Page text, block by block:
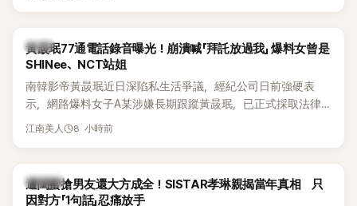
韓星
黃晸珉77通電話錄音曝光！崩潰喊「拜託放過我」 爆料女曾是
SHINee、NCT站姐
南韓影帝黃晸珉近日深陷私生活爭議，經紀公司日前強硬表
示，網路爆料女子A某涉嫌長期跟蹤黃晸珉，已正式採取法律
行動。不過，A並未停止發聲，持續透過社群平台公開爆料，反
的錄音內容，而A也首度承認自己過去曾是SHINee、NCT等偶
像團體的「站姐」，事件持續延燒。
江南美人 8 小時前
K-POP
遭閨蜜搶男友還大方成全！SISTAR孝琳親揭當年真相 只
因對方「1句話」忍痛放手